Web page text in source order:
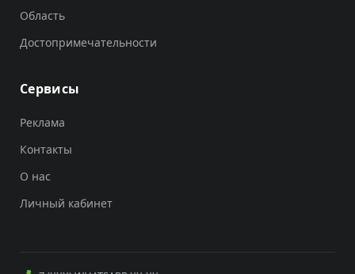
Область
Достопримечательности
Сервисы
Реклама
Контакты
О нас
Личный кабинет